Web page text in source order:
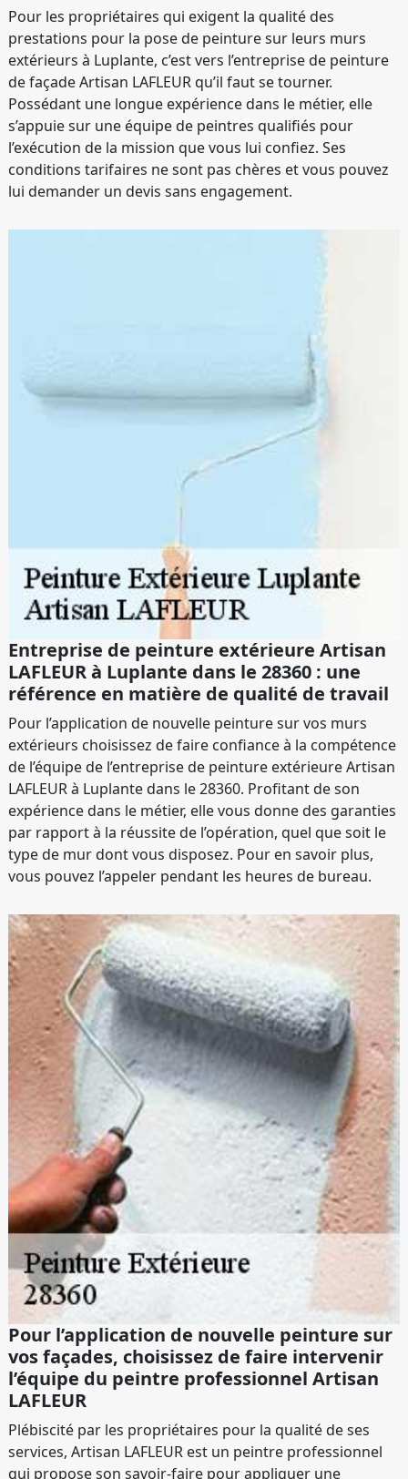
Pour les propriétaires qui exigent la qualité des
prestations pour la pose de peinture sur leurs murs
extérieurs à Luplante, c’est vers l’entreprise de peinture
de façade Artisan LAFLEUR qu’il faut se tourner.
Possédant une longue expérience dans le métier, elle
s’appuie sur une équipe de peintres qualifiés pour
l’exécution de la mission que vous lui confiez. Ses
conditions tarifaires ne sont pas chères et vous pouvez
lui demander un devis sans engagement.
Entreprise de peinture extérieure Artisan
LAFLEUR à Luplante dans le 28360 : une
référence en matière de qualité de travail
Pour l’application de nouvelle peinture sur vos murs
extérieurs choisissez de faire confiance à la compétence
de l’équipe de l’entreprise de peinture extérieure Artisan
LAFLEUR à Luplante dans le 28360. Profitant de son
expérience dans le métier, elle vous donne des garanties
par rapport à la réussite de l’opération, quel que soit le
type de mur dont vous disposez. Pour en savoir plus,
vous pouvez l’appeler pendant les heures de bureau.
Pour l’application de nouvelle peinture sur
vos façades, choisissez de faire intervenir
l’équipe du peintre professionnel Artisan
LAFLEUR
Plébiscité par les propriétaires pour la qualité de ses
services, Artisan LAFLEUR est un peintre professionnel
qui propose son savoir-faire pour appliquer une